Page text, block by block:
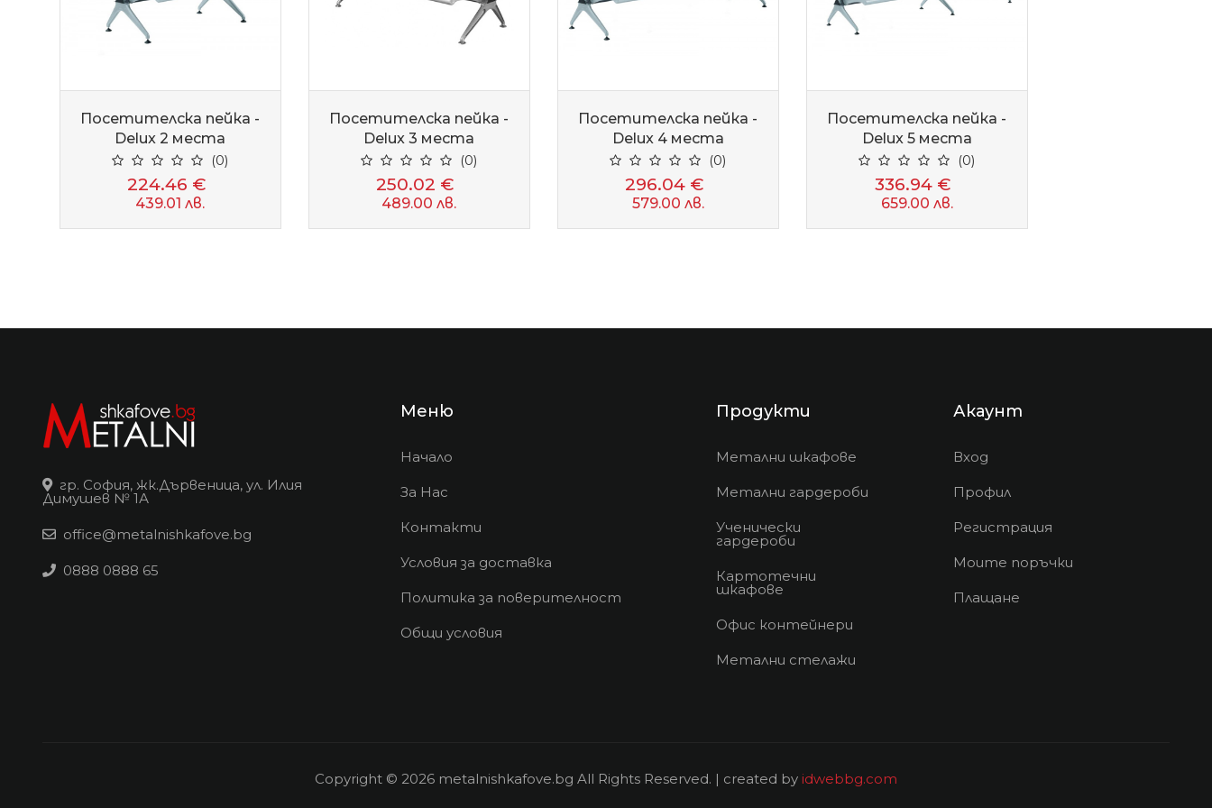
Посетителска пейка -
Delux 2 места
(0)
224.46 €
439.01 лв.
Посетителска пейка -
Delux 3 места
(0)
250.02 €
489.00 лв.
Посетителска пейка -
Delux 4 места
(0)
296.04 €
579.00 лв.
Посетителска пейка -
Delux 5 места
(0)
336.94 €
659.00 лв.
гр. София, жк.Дървеница, ул. Илия
Димушев № 1А
office@metalnishkafove.bg
0888 0888 65
Меню
Начало
За Нас
Контакти
Условия за доставка
Политика за поверителност
Общи условия
Продукти
Метални шкафове
Метални гардероби
Ученически
гардероби
Картотечни
шкафове
Офис контейнери
Метални стелажи
Акаунт
Вход
Профил
Регистрация
Моите поръчки
Плащане
Copyright © 2026 metalnishkafove.bg All Rights Reserved. | created by idwebbg.com